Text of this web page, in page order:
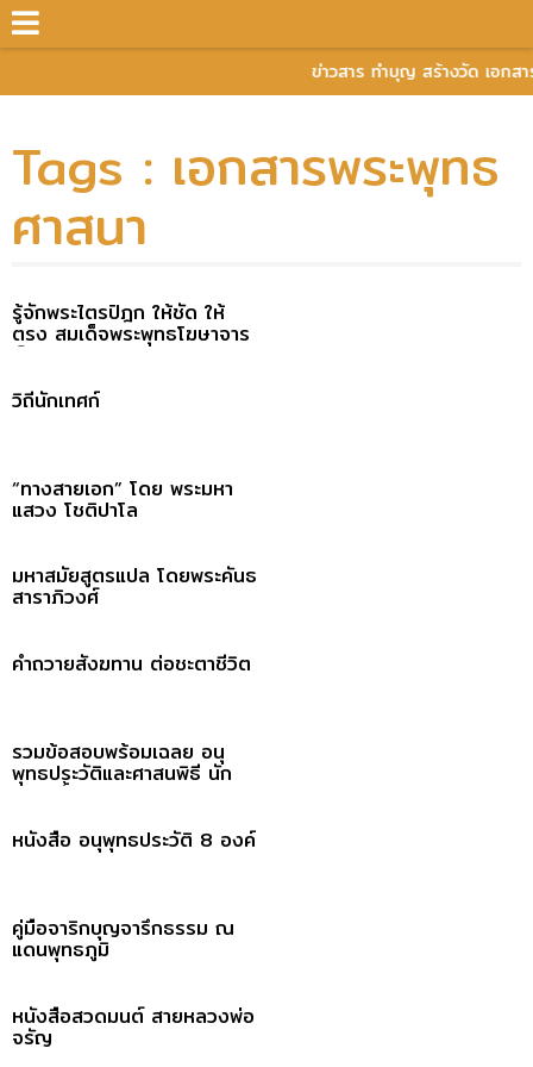
ข่าวสาร ทำบุญ สร้างวัด เอกส
Tags : เอกสารพระพุทธ
ศาสนา
รู้จักพระไตรปิฎก ให้ชัด ให้
ตรง สมเด็จพระพุทธโฆษาจาร
ย์ (ป. อ. ปยุตฺโต)
วิถีนักเทศก์
“ทางสายเอก” โดย พระมหา
แสวง โชติปาโล
มหาสมัยสูตรแปล โดยพระคันธ
สาราภิวงศ์
คำถวายสังฆทาน ต่อชะตาชีวิต
รวมข้อสอบพร้อมเฉลย อนุ
พุทธประวัติและศาสนพิธี นัก
ธรรมชั้นโท
หนังสือ อนุพุทธประวัติ 8 องค์
คู่มือจาริกบุญจารึกธรรม ณ
แดนพุทธภูมิ
หนังสือสวดมนต์ สายหลวงพ่อ
จรัญ